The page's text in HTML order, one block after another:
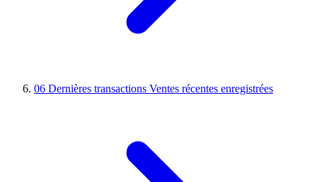
06 Dernières transactions Ventes récentes enregistrées